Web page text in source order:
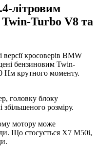
літровим
Turbo V8 та
кросоверів BMW
бензиновим Twin-
Нм крутного моменту.
головку блоку
збільшеного розміру.
мотору може
Що стосується X7 M50i,